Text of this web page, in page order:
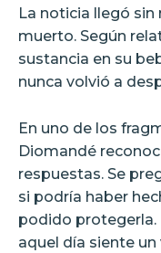
La noticia llegó sin
muerto. Según
sustancia en su
nunca volvió a
En uno de los
Diomandé
respuestas. Se
si podría haber
podido protegerla.
aquel día siente